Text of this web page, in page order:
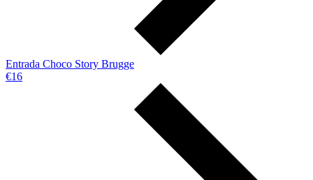
Entrada Choco Story Brugge
€16